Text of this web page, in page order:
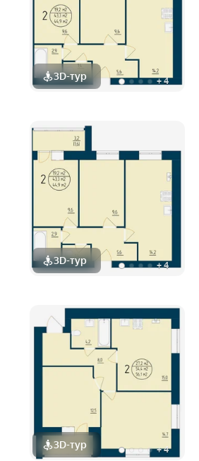
3D-тур +4
3D-тур +4
3D-тур +4